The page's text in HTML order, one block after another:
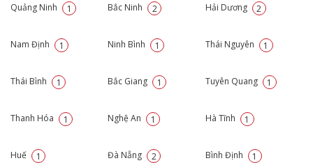
Quảng Ninh 1 Bắc Ninh 2 Hải Dương 2
Nam Định 1 Ninh Bình 1 Thái Nguyên 1
Thái Bình 1 Bắc Giang 1 Tuyên Quang 1
Thanh Hóa 1 Nghệ An 1 Hà Tĩnh 1
Huế 1 Đà Nẵng 2 Bình Định 1